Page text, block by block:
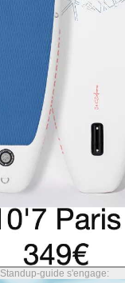
Standup-guide s'engage: